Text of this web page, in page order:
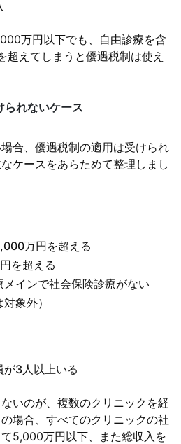
万円以下でも、自由診療を含
超えてしまうと優遇税制は使え
られないケース
合、優遇税制の適用は受けられ
ケースをあらためて整理しまし
万円を超える
を超える
インで社会保険診療がない
象外）
が3人以上いる
いのが、複数のクリニックを経
場合、すべてのクリニックの社
5,000万円以下、また総収入を